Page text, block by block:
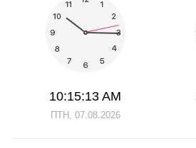
10:15:13 AM
ПТН, 07.08.2026